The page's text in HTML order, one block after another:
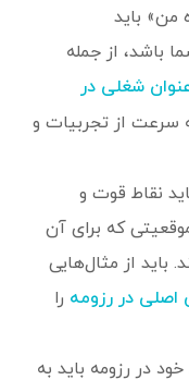
من» باید
باشد، از جمله
شغلی در
سرعت از تجربیات و
نقاط قوت و
که برای آن
از مثال‌هایی
اصلی در رزومه را
در رزومه باید به